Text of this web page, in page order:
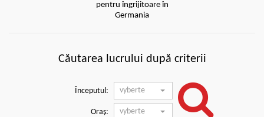
pentru îngrijitoare în
Germania
Căutarea lucrului după criterii
Începutul: vyberte
Oraș: vyberte